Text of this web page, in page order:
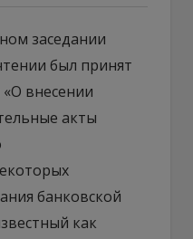
заседании
был принят
внесении
акты
банковской
как